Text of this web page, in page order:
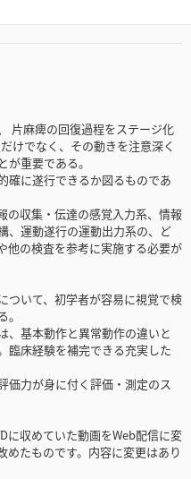
片麻痺の回復過程をステージ化
けでなく、その動きを注意深く
重要である。
確に遂行できるか図るものであ
の収集・伝達の感覚入力系、情報
、運動遂行の運動出力系の、ど
他の検査を参考に実施する必要が
ついて、初学者が容易に視覚で検
、基本動作と異常動作の違いと
臨床経験を補完できる充実した
価力が身に付く評価・測定のス
に収めていた動画をWeb配信に変
めたものです。内容に変更はあり